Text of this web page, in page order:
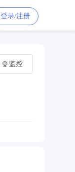
登录/注册
监控